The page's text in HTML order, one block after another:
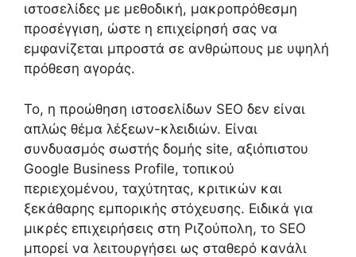
ιστοσελίδες με μεθοδική, μακροπρόθεσμη
προσέγγιση, ώστε η επιχείρησή σας να
εμφανίζεται μπροστά σε ανθρώπους με υψηλή
πρόθεση αγοράς.
Το, η προώθηση ιστοσελίδων SEO δεν είναι
απλώς θέμα λέξεων-κλειδιών. Είναι
συνδυασμός σωστής δομής site, αξιόπιστου
Google Business Profile, τοπικού
περιεχομένου, ταχύτητας, κριτικών και
ξεκάθαρης εμπορικής στόχευσης. Ειδικά για
μικρές επιχειρήσεις στη Ριζούπολη, το SEO
μπορεί να λειτουργήσει ως σταθερό κανάλι